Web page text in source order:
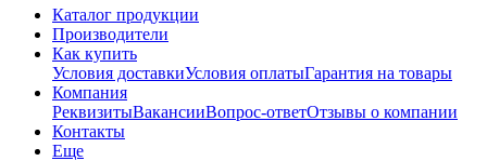
Каталог продукции
Производители
Как купить
Условия доставкиУсловия оплатыГарантия на товары
Компания
РеквизитыВакансииВопрос-ответОтзывы о компании
Контакты
Еще